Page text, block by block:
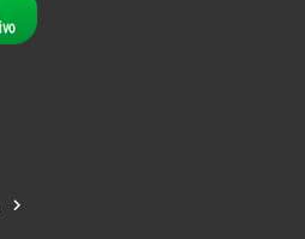
keyboard_arrow_right